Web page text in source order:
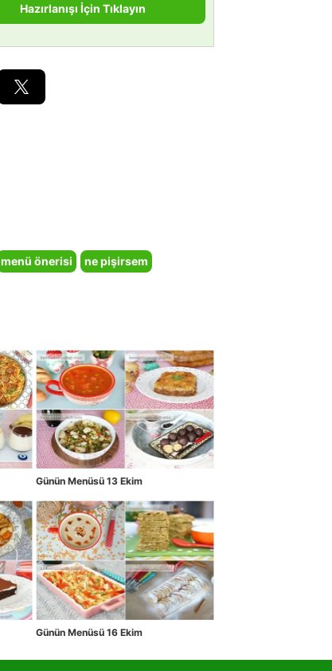
Hazırlanışı İçin Tıklayın
menü önerisi
ne pişirsem
Günün Menüsü 13 Ekim
Günün Menüsü 16 Ekim